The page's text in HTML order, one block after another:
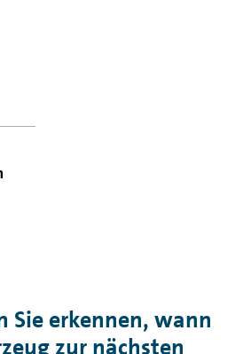
Sie erkennen, wann
zur nächsten